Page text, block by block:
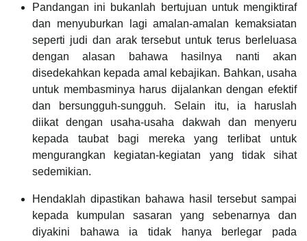
Pandangan ini bukanlah bertujuan untuk mengiktiraf
dan menyuburkan lagi amalan-amalan kemaksiatan
seperti judi dan arak tersebut untuk terus berleluasa
dengan alasan bahawa hasilnya nanti akan
disedekahkan kepada amal kebajikan. Bahkan, usaha
untuk membasminya harus dijalankan dengan efektif
dan bersungguh-sungguh. Selain itu, ia haruslah
diikat dengan usaha-usaha dakwah dan menyeru
kepada taubat bagi mereka yang terlibat untuk
mengurangkan kegiatan-kegiatan yang tidak sihat
sedemikian.
Hendaklah dipastikan bahawa hasil tersebut sampai
kepada kumpulan sasaran yang sebenarnya dan
diyakini bahawa ia tidak hanya berlegar pada